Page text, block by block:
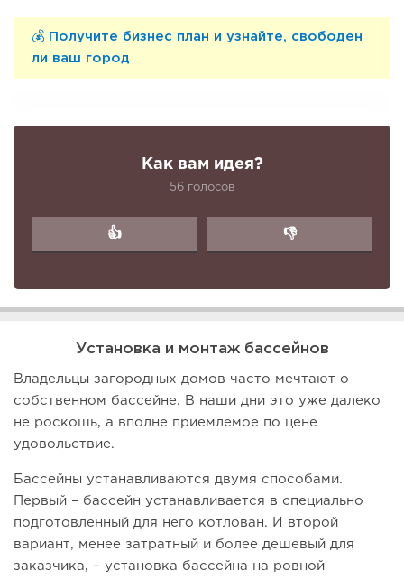
💰 Получите бизнес план и узнайте, свободен
ли ваш город
Как вам идея?
56 голосов
👍 👎
Установка и монтаж бассейнов
Владельцы загородных домов часто мечтают о
собственном бассейне. В наши дни это уже далеко
не роскошь, а вполне приемлемое по цене
удовольствие.
Бассейны устанавливаются двумя способами.
Первый – бассейн устанавливается в специально
подготовленный для него котлован. И второй
вариант, менее затратный и более дешевый для
заказчика, – установка бассейна на ровной